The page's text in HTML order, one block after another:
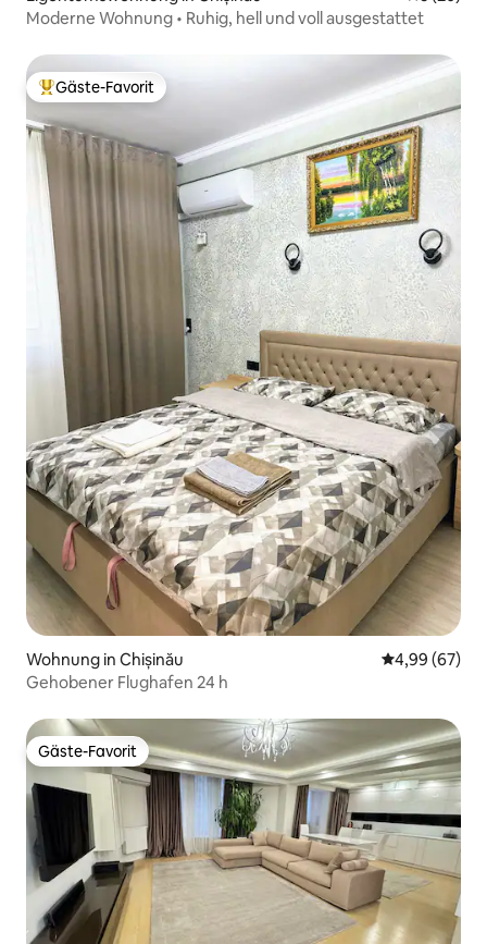
Moderne Wohnung • Ruhig, hell und voll ausgestattet
Beliebter Gäste-Favorit.
Gäste-Favorit
Wohnung in Chișinău
4,99 (67)
Gehobener Flughafen 24 h
Gäste-Favorit
Gäste-Favorit